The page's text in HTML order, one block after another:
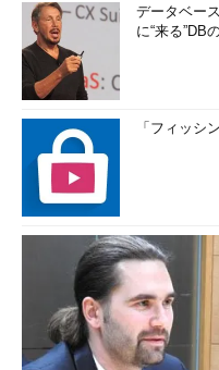
データベー
に“来る”DB
「フィッシ